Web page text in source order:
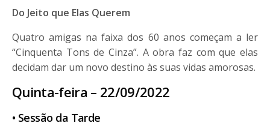
Do Jeito que Elas Querem
Quatro amigas na faixa dos 60 anos começam a ler
“Cinquenta Tons de Cinza”. A obra faz com que elas
decidam dar um novo destino às suas vidas amorosas.
Quinta-feira – 22/09/2022
• Sessão da Tarde